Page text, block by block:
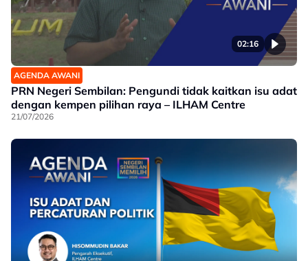
02:16
AGENDA AWANI
PRN Negeri Sembilan: Pengundi tidak kaitkan isu adat
dengan kempen pilihan raya – ILHAM Centre
21/07/2026